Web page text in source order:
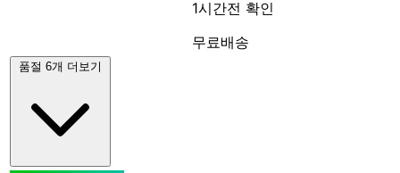
1시간전 확인
무료배송
품절 6개 더보기